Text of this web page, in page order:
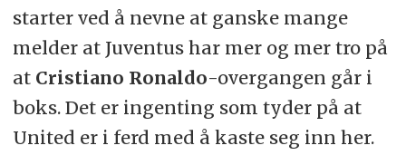
starter ved å nevne at ganske mange
melder at Juventus har mer og mer tro på
at Cristiano Ronaldo-overgangen går i
boks. Det er ingenting som tyder på at
United er i ferd med å kaste seg inn her.